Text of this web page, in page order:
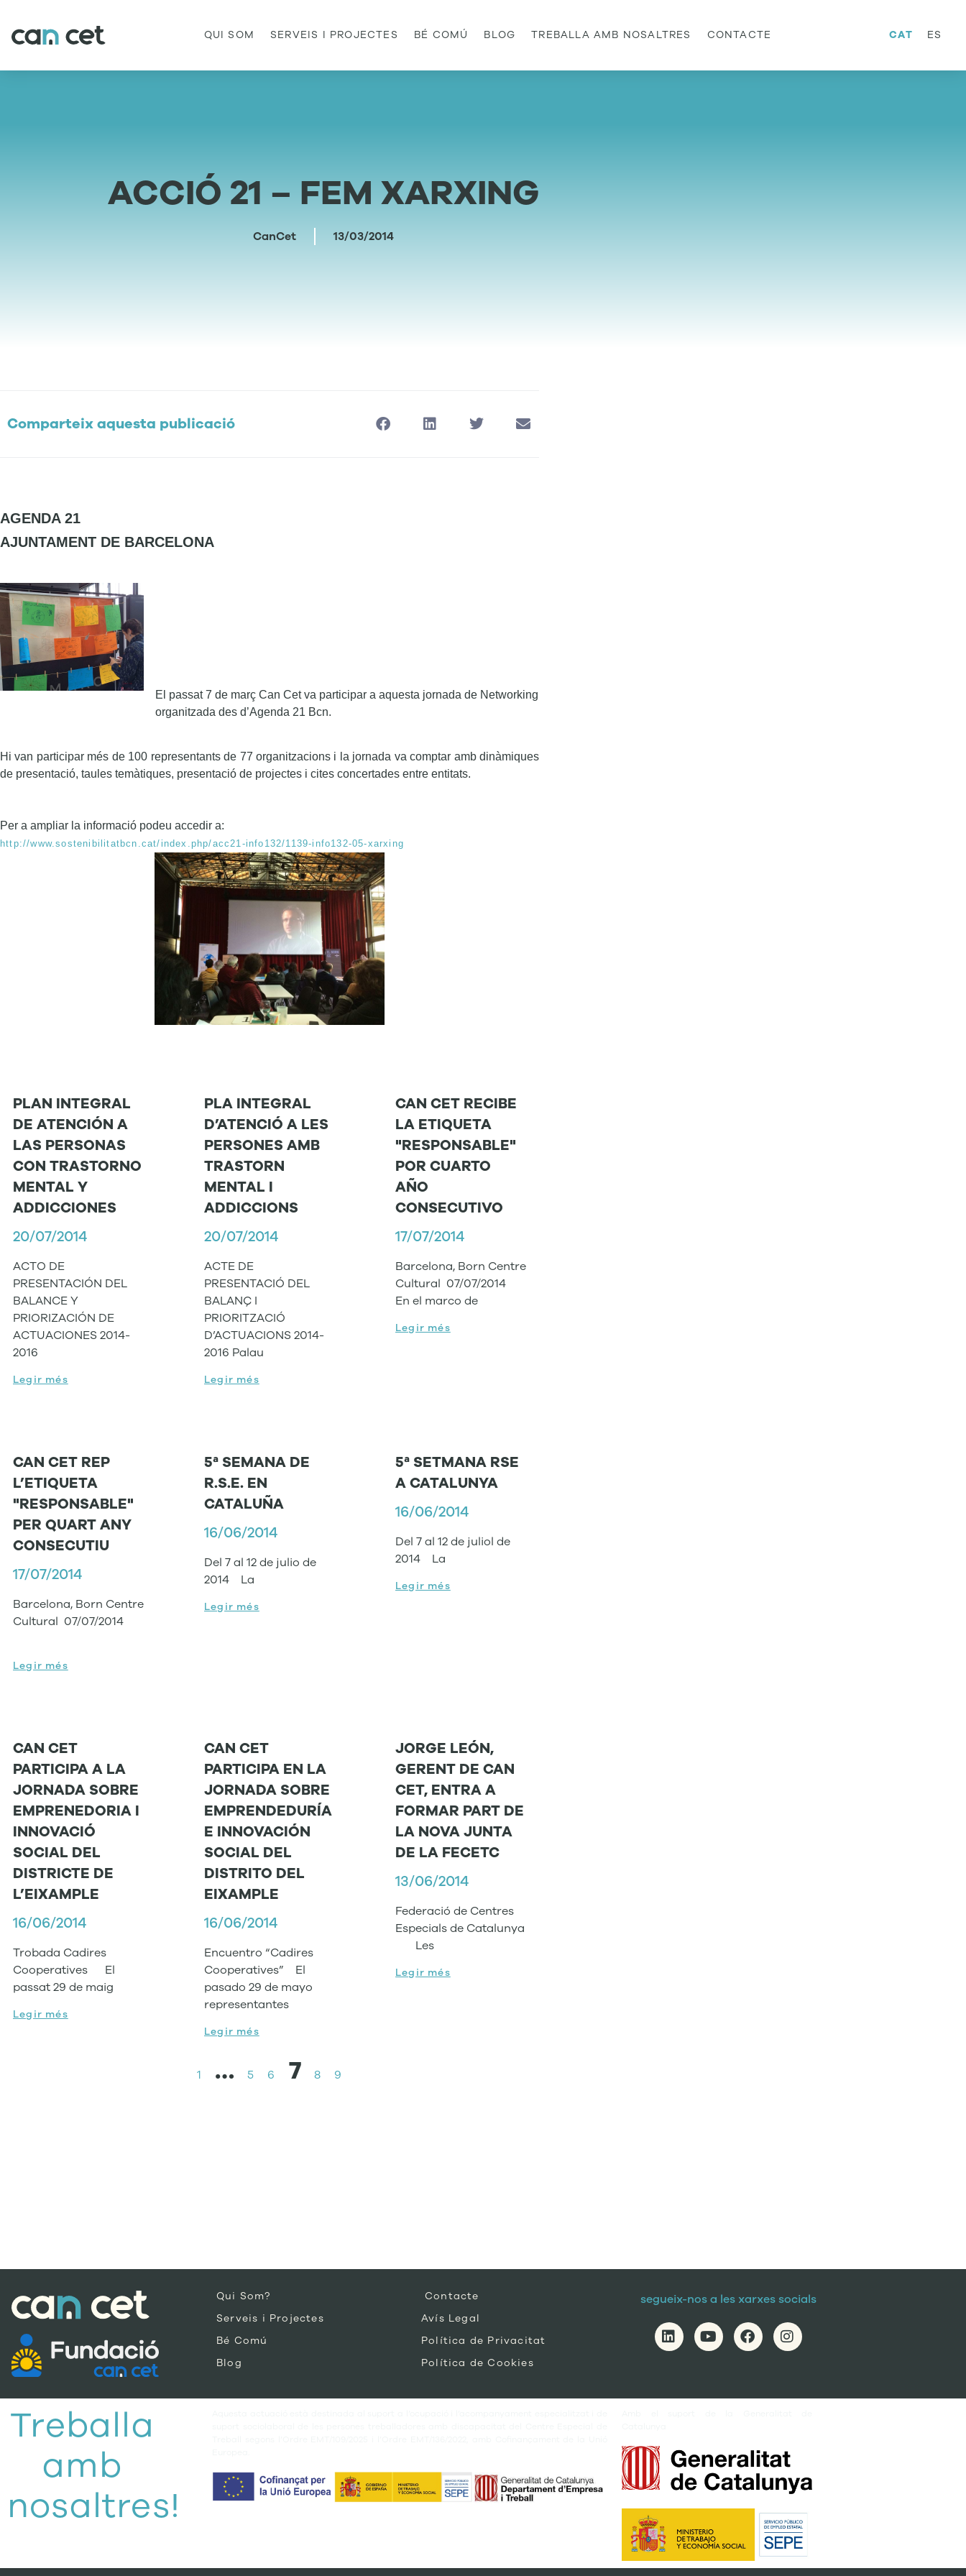
QUI SOM SERVEIS I PROJECTES BÉ COMÚ BLOG TREBALLA AMB NOSALTRES CONTACTE CAT ES
ACCIÓ 21 – FEM XARXING
CanCet 13/03/2014
Comparteix aquesta publicació
AGENDA 21
AJUNTAMENT DE BARCELONA
El passat 7 de març Can Cet va participar a aquesta jornada de Networking
organitzada des d’Agenda 21 Bcn.
Hi van participar més de 100 representants de 77 organitzacions i la jornada va comptar amb dinàmiques
de presentació, taules temàtiques, presentació de projectes i cites concertades entre entitats.
Per a ampliar la informació podeu accedir a:
http://www.sostenibilitatbcn.cat/index.php/acc21-info132/1139-info132-05-xarxing
PLAN INTEGRAL
DE ATENCIÓN A
LAS PERSONAS
CON TRASTORNO
MENTAL Y
ADDICCIONES
20/07/2014
ACTO DE
PRESENTACIÓN DEL
BALANCE Y
PRIORIZACIÓN DE
ACTUACIONES 2014-
2016
Legir més
PLA INTEGRAL
D’ATENCIÓ A LES
PERSONES AMB
TRASTORN
MENTAL I
ADDICCIONS
20/07/2014
ACTE DE
PRESENTACIÓ DEL
BALANÇ I
PRIORITZACIÓ
D’ACTUACIONS 2014-
2016 Palau
Legir més
CAN CET RECIBE
LA ETIQUETA
"RESPONSABLE"
POR CUARTO
AÑO
CONSECUTIVO
17/07/2014
Barcelona, Born Centre
Cultural 07/07/2014
En el marco de
Legir més
CAN CET REP
L’ETIQUETA
"RESPONSABLE"
PER QUART ANY
CONSECUTIU
17/07/2014
Barcelona, Born Centre
Cultural 07/07/2014
Legir més
5ª SEMANA DE
R.S.E. EN
CATALUÑA
16/06/2014
Del 7 al 12 de julio de
2014 La
Legir més
5ª SETMANA RSE
A CATALUNYA
16/06/2014
Del 7 al 12 de juliol de
2014 La
Legir més
CAN CET
PARTICIPA A LA
JORNADA SOBRE
EMPRENEDORIA I
INNOVACIÓ
SOCIAL DEL
DISTRICTE DE
L’EIXAMPLE
16/06/2014
Trobada Cadires
Cooperatives El
passat 29 de maig
Legir més
CAN CET
PARTICIPA EN LA
JORNADA SOBRE
EMPRENDEDURÍA
E INNOVACIÓN
SOCIAL DEL
DISTRITO DEL
EIXAMPLE
16/06/2014
Encuentro “Cadires
Cooperatives” El
pasado 29 de mayo
representantes
Legir més
JORGE LEÓN,
GERENT DE CAN
CET, ENTRA A
FORMAR PART DE
LA NOVA JUNTA
DE LA FECETC
13/06/2014
Federació de Centres
Especials de Catalunya
Les
Legir més
1 … 5 6 7 8 9
Qui Som?
Serveis i Projectes
Bé Comú
Blog
Contacte
Avís Legal
Política de Privacitat
Política de Cookies
segueix-nos a les xarxes socials
Treballa
amb
nosaltres!